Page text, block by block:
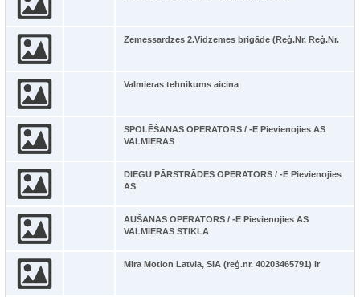
Zemessardzes 2.Vidzemes brigāde (Reģ.Nr. Reģ.Nr.
Valmieras tehnikums aicina
SPOLĒŠANAS OPERATORS / -E Pievienojies AS
VALMIERAS
DIEGU PĀRSTRĀDES OPERATORS / -E Pievienojies
AS
AUŠANAS OPERATORS / -E Pievienojies AS
VALMIERAS STIKLA
Mira Motion Latvia, SIA (reģ.nr. 40203465791) ir